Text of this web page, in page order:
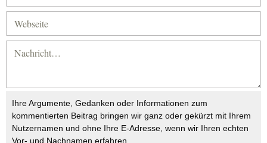
Ihre Argumente, Gedanken oder Informationen zum
kommentierten Beitrag bringen wir ganz oder gekürzt mit Ihrem
Nutzernamen und ohne Ihre E-Adresse, wenn wir Ihren echten
Vor- und Nachnamen erfahren.